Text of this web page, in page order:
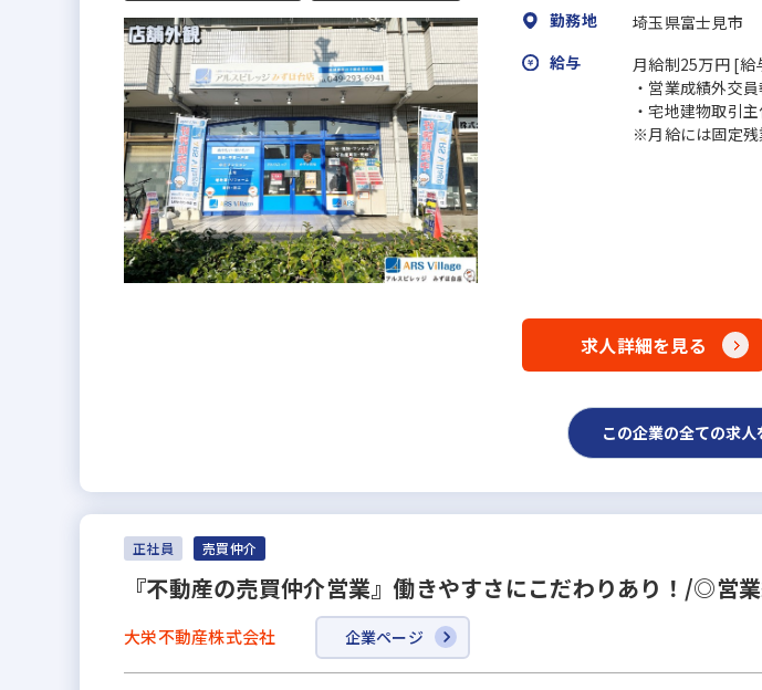
勤務地
埼玉県富士見市
給与
月給制25万円 [給
・営業成績外交
・宅地建物取引
※月給には固定残
求人詳細を見る
この企業の全ての求
正社員 売買仲介
『不動産の売買仲介営業』働きやすさにこだわりあり！/◎
大栄不動産株式会社 企業ページ